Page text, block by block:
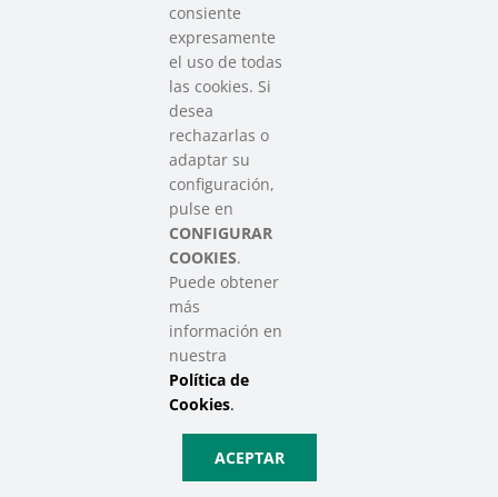
Contacto
info@sareensarea.eu
Iparraguirre, 9 lonja – 48009 Bilbao
946 569 230
Colabora
SAREEN SAREA Euskadiko Hirugarren Sektore Soziala – Tercer
Sector Social de Euskadi
de Privacidad de Redes Sociales
consiente
expresamente
el uso de todas
las cookies. Si
desea
rechazarlas o
adaptar su
configuración,
pulse en
CONFIGURAR
COOKIES.
Puede obtener
más
información en
nuestra
Política de
Cookies.
ACEPTAR